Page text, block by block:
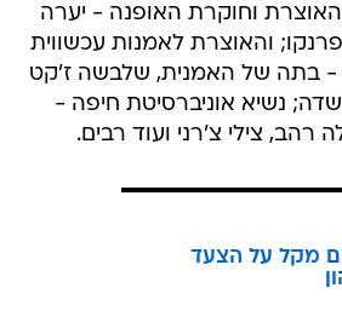
האוצרת וחוקרת האופנה - יערה
והאוצרת לאמנות עכשווית
- בתה של האמנית, שלבשה ז'קט
נשיא אוניברסיטת חיפה -
רהב, צילי צ'רני ועוד רבים.
מקל על הצעד